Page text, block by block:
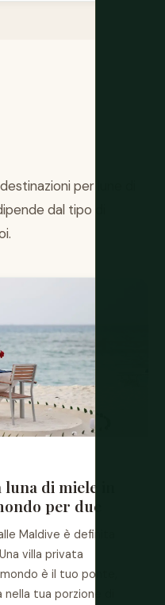
per lune di
dal tipo di
di miele in
per due
Maldive è definita
villa privata
è il tuo ponte,
tua porzione di